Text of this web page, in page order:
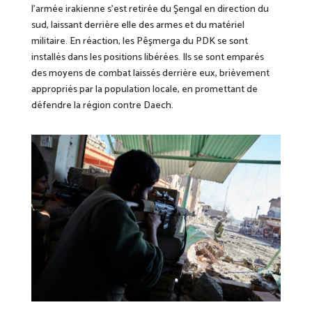
l’armée irakienne s’est retirée du Şengal en direction du
sud, laissant derrière elle des armes et du matériel
militaire. En réaction, les Pêşmerga du PDK se sont
installés dans les positions libérées. Ils se sont emparés
des moyens de combat laissés derrière eux, brièvement
appropriés par la population locale, en promettant de
défendre la région contre Daech.